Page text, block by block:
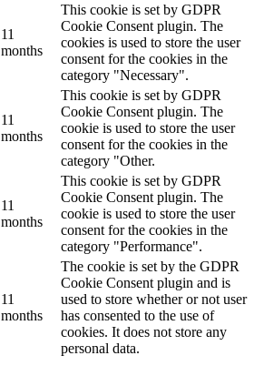
11
months
This cookie is set by GDPR
Cookie Consent plugin. The
cookies is used to store the user
consent for the cookies in the
category "Necessary".
11
months
This cookie is set by GDPR
Cookie Consent plugin. The
cookie is used to store the user
consent for the cookies in the
category "Other.
11
months
This cookie is set by GDPR
Cookie Consent plugin. The
cookie is used to store the user
consent for the cookies in the
category "Performance".
11
months
The cookie is set by the GDPR
Cookie Consent plugin and is
used to store whether or not user
has consented to the use of
cookies. It does not store any
personal data.